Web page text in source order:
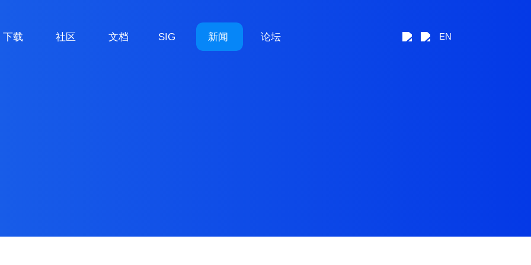
下载 社区 文档 SIG 新闻 论坛 EN